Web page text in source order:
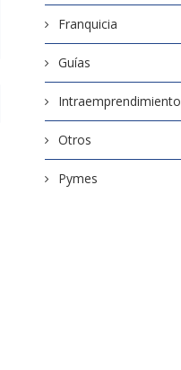
Franquicia
Guías
Intraemprendimiento
Otros
Pymes